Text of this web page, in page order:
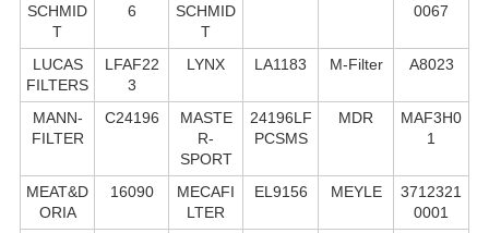
SCHMID
T
6
SCHMID
T
0067
LUCAS
FILTERS
LFAF22
3
LYNX LA1183 M-Filter A8023
MANN-
FILTER
C24196
MASTE
R-
SPORT
24196LF
PCSMS
MDR
MAF3H0
1
MEAT&D
ORIA
16090
MECAFI
LTER
EL9156 MEYLE
3712321
0001